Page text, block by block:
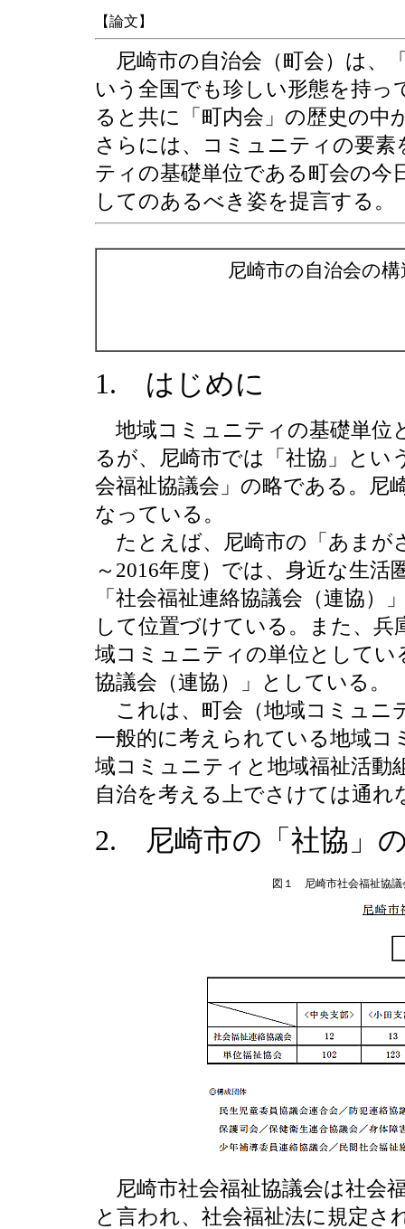
【論文】
尼崎市の自治会（町会）は、
いう全国でも珍しい形態を持
ると共に「町内会」の歴史の中
さらには、コミュニティの要
ティの基礎単位である町会の今
してのあるべき姿を提言する。
尼崎市の自治会の
1. はじめに
地域コミュニティの基礎単位
るが、尼崎市では「社協」とい
会福祉協議会」の略である。尼
なっている。
たとえば、尼崎市の「あまが
～2016年度）では、身近な生
「社会福祉連絡協議会（連協
して位置づけている。また、兵
域コミュニティの単位としてい
協議会（連協）」としている。
これは、町会（地域コミュニ
一般的に考えられている地域コ
域コミュニティと地域福祉活動
自治を考える上でさけては通れ
2. 尼崎市の「社協」
図１ 尼崎市社会福祉協議
尼崎市社会福祉協議会は社会
と言われ、社会福祉法に規定さ